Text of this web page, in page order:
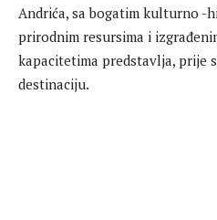
Andrića, sa bogatim kulturno -
prirodnim resursima i
kapacitetima predstavlja, prije
destinaciju.